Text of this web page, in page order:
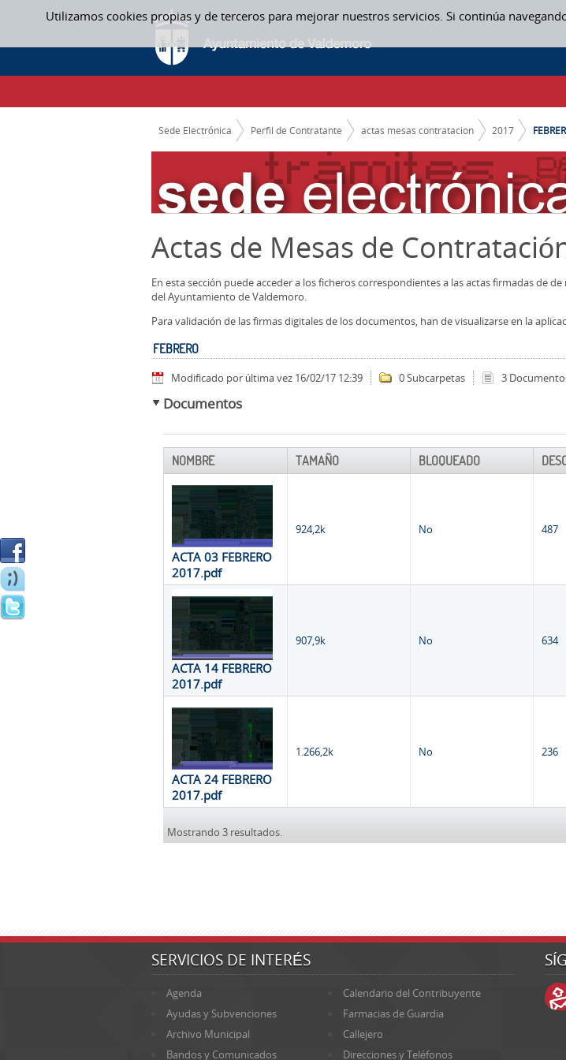
Utilizamos cookies propias y de terceros para mejorar nuestros servicios. Si continúa
Saltar al contenido
FEBRERO - ACTAS MESAS CONTRATACION
CAMINO DE MIGAS
Sede Electrónica Perfil de Contratante actas mesas contratacion 2017
Actas de Mesas de
En esta sección puede acceder a los ficheros correspondientes a las actas firmadas de
del Ayuntamiento de Valdemoro.
Para validación de las firmas digitales de los documentos, han de visualizarse en la
FEBRERO
Modificado por última vez 16/02/17 12:39 0 Subcarpetas 3
Documentos
NOMBRE TAMAÑO BLOQUEADO
ACTA 03 FEBRERO
2017.pdf
924,2k No 487
ACTA 14 FEBRERO
2017.pdf
907,9k No 634
ACTA 24 FEBRERO
2017.pdf
1.266,2k No 236
Mostrando 3 resultados.
SERVICIOS DE INTERÉS
Agenda
Calendario del Contribuyente
Ayudas y Subvenciones
Farmacias de Guardia
Archivo Municipal
Callejero
Bandos y Comunicados
Direcciones y Teléfonos